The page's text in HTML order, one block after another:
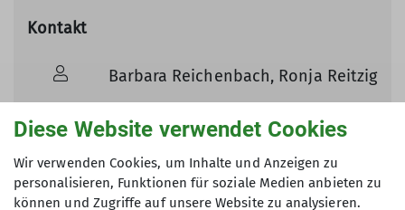
Kontakt
Barbara Reichenbach, Ronja Reitzig
Barbara.reichenbach@dav-
otterfing.de
0171 5291738
Diese Website verwendet Cookies
Wir verwenden Cookies, um Inhalte und Anzeigen zu
personalisieren, Funktionen für soziale Medien anbieten zu
können und Zugriffe auf unsere Website zu analysieren.